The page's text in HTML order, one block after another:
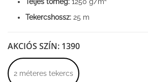
Tekercshossz:25 m
AKCIÓS SZÍN: 1390
2 méteres tekercs